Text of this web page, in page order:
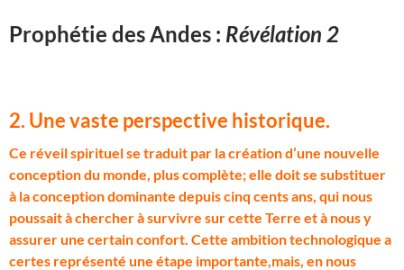
Prophétie des Andes : Révélation 2
2. Une vaste perspective historique.
Ce réveil spirituel se traduit par la création d’une nouvelle
conception du monde, plus complète; elle doit se substituer
à la conception dominante depuis cinq cents ans, qui nous
poussait à chercher à survivre sur cette Terre et à nous y
assurer une certain confort. Cette ambition technologique a
certes représenté une étape importante,mais, en nous